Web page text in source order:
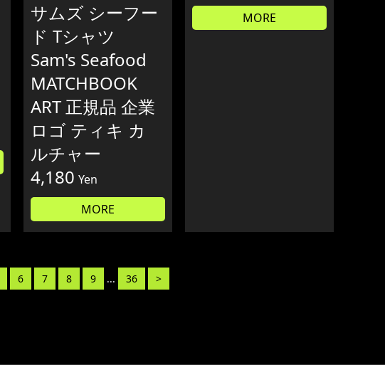
サムズ シーフー
ド Tシャツ
Sam's Seafood
MATCHBOOK
ART 正規品 企業
ロゴ ティキ カ
ルチャー
4,180 Yen
MORE
MORE
6 7 8 9 ... 36 >